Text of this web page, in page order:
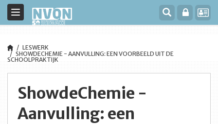
Toggle
navigation
LESWERK
SHOWDECHEMIE - AANVULLING: EEN VOORBEELD UIT DE
SCHOOLPRAKTIJK
ShowdeChemie -
Aanvulling: een